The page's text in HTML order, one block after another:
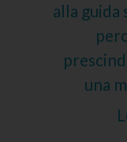
alla
una